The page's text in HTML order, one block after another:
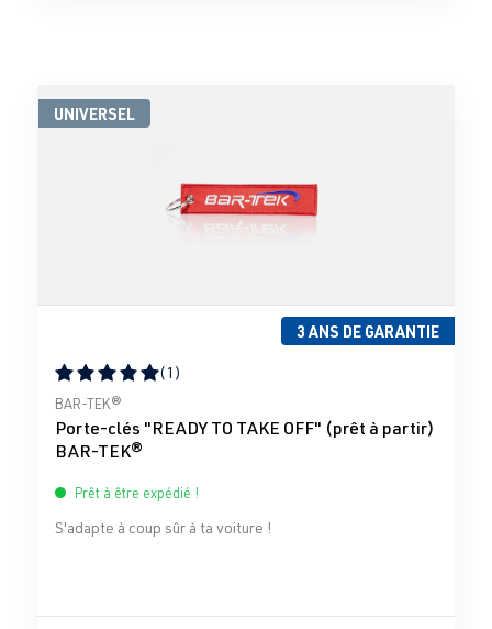
UNIVERSEL
3 ANS DE GARANTIE
Note moyenne de 5 sur 5 étoiles
(1)
BAR-TEK®
Porte-clés "READY TO TAKE OFF" (prêt à partir)
BAR-TEK®
Prêt à être expédié !
S'adapte à coup sûr à ta voiture !